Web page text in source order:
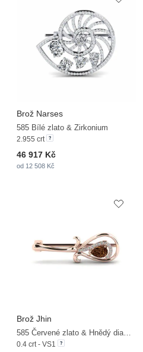
Brož Narses
585 Bílé zlato & Zirkonium
2.955 crt
46 917 Kč
od 12 508 Kč
Brož Jhin
0.4 crt - VS1